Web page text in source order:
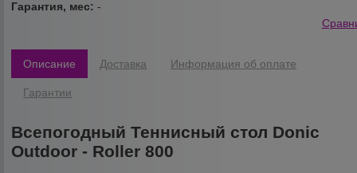
Гарантия, мес:-
Описание Доставка Информация об оплате
Гарантии
Всепогодный Теннисный стол Donic
Outdoor - Roller 800